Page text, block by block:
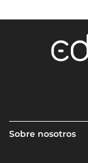
Sobre nosotros